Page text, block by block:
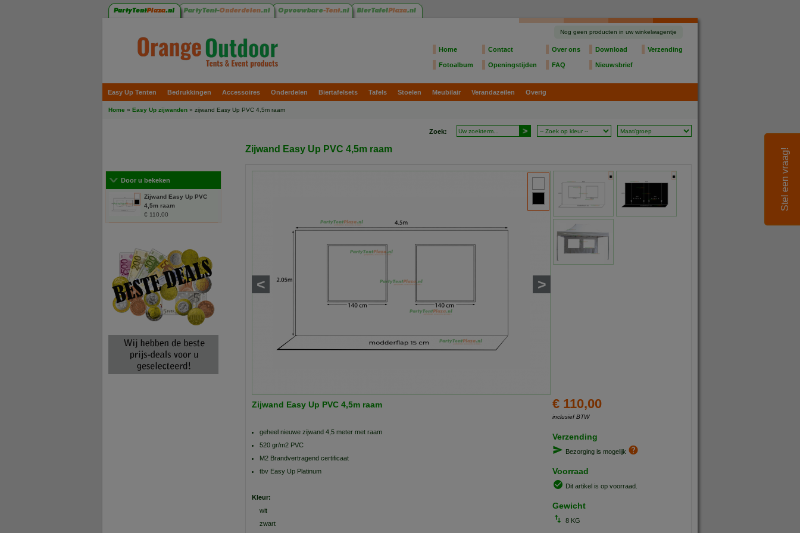
Nog geen producten in uw winkelwagentje
Home Contact Over ons Download Verzending
Fotoalbum Openingstijden FAQ Nieuwsbrief
Easy Up Tenten Bedrukkingen Accessoires Onderdelen Biertafelsets Tafels Stoelen Meubilair Verandazeilen Overig
Home » Easy Up zijwanden » zijwand Easy Up PVC 4,5m raam
Zoek:
Door u bekeken
Zijwand Easy Up PVC
4,5m raam
€ 110,00
Zijwand Easy Up PVC 4,5m raam
< >
€ 110,00
inclusief BTW
Verzending
Bezorging is mogelijk
Voorraad
Dit artikel is op voorraad.
Gewicht
8 KG
Zijwand Easy Up PVC 4,5m raam
geheel nieuwe zijwand 4,5 meter met raam
520 gr/m2 PVC
M2 Brandvertragend certificaat
tbv Easy Up Platinum
Kleur:
wit
zwart
Stel een vraag!